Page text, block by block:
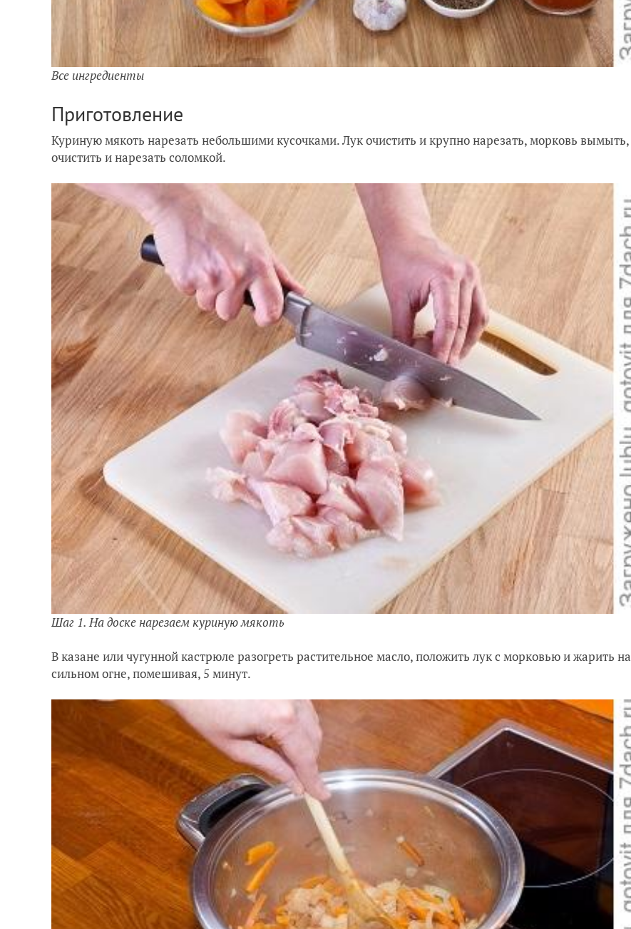
Все ингредиенты
Приготовление
Куриную мякоть нарезать небольшими кусочками. Лук очистить и крупно нарезать, морковь вымыть,
очистить и нарезать соломкой.
Шаг 1. На доске нарезаем куриную мякоть
В казане или чугунной кастрюле разогреть растительное масло, положить лук с морковью и жарить на
сильном огне, помешивая, 5 минут.